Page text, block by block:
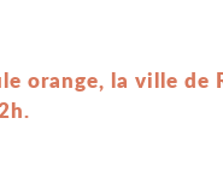
orange, la ville